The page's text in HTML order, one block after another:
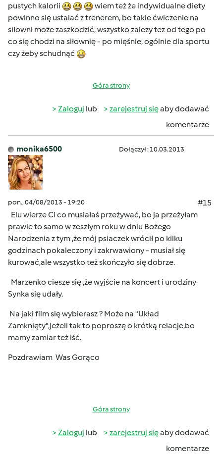
pustych kalorii
wiem też że indywidualne diety
powinno się ustalać z trenerem, bo takie ćwiczenie na
siłowni może zaszkodzić, wszystko zalezy tez od tego po
co się chodzi na siłownię - po mięśnie, ogólnie dla sportu
czy żeby schudnąć
Góra strony
Zaloguj lub zarejestruj sięaby dodawać
komentarze
monika6500 Dołączył : 10.03.2013
pon., 04/08/2013 - 19:20
#15
Elu wierze Ci co musiałaś przeżywać, bo ja przeżyłam
prawie to samo w zeszłym roku w dniu Bożego
Narodzenia z tym ,że mój psiaczek wrócił po kilku
godzinach pokaleczony i zakrwawiony - musiał się
kurować,ale wszystko też skończyło się dobrze.
Marzenko ciesze się ,że wyjście na koncert i urodziny
Synka się udały.
Na jaki film się wybierasz ? Może na "Układ
Zamknięty",jeżeli tak to poproszę o krótką relacje,bo
mamy zamiar też iść.
Pozdrawiam Was Gorąco
Góra strony
Zaloguj lub zarejestruj sięaby dodawać
komentarze